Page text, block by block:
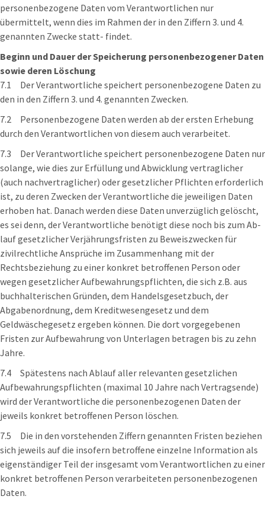
personenbezogene Daten vom Verantwortlichen nur
übermittelt, wenn dies im Rahmen der in den Ziffern 3. und 4.
genannten Zwecke statt- findet.
Beginn und Dauer der Speicherung personenbezogener Daten
sowie deren Löschung
7.1 Der Verantwortliche speichert personenbezogene Daten zu
den in den Ziffern 3. und 4. genannten Zwecken.
7.2 Personenbezogene Daten werden ab der ersten Erhebung
durch den Verantwortlichen von diesem auch verarbeitet.
7.3 Der Verantwortliche speichert personenbezogene Daten nur
solange, wie dies zur Erfüllung und Abwicklung vertraglicher
(auch nachvertraglicher) oder gesetzlicher Pflichten erforderlich
ist, zu deren Zwecken der Verantwortliche die jeweiligen Daten
erhoben hat. Danach werden diese Daten unverzüglich gelöscht,
es sei denn, der Verantwortliche benötigt diese noch bis zum Ab-
lauf gesetzlicher Verjährungsfristen zu Beweiszwecken für
zivilrechtliche Ansprüche im Zusammenhang mit der
Rechtsbeziehung zu einer konkret betroffenen Person oder
wegen gesetzlicher Aufbewahrungspflichten, die sich z.B. aus
buchhalterischen Gründen, dem Handelsgesetzbuch, der
Abgabenordnung, dem Kreditwesengesetz und dem
Geldwäschegesetz ergeben können. Die dort vorgegebenen
Fristen zur Aufbewahrung von Unterlagen betragen bis zu zehn
Jahre.
7.4 Spätestens nach Ablauf aller relevanten gesetzlichen
Aufbewahrungspflichten (maximal 10 Jahre nach Vertragsende)
wird der Verantwortliche die personenbezogenen Daten der
jeweils konkret betroffenen Person löschen.
7.5 Die in den vorstehenden Ziffern genannten Fristen beziehen
sich jeweils auf die insofern betroffene einzelne Information als
eigenständiger Teil der insgesamt vom Verantwortlichen zu einer
konkret betroffenen Person verarbeiteten personenbezogenen
Daten.